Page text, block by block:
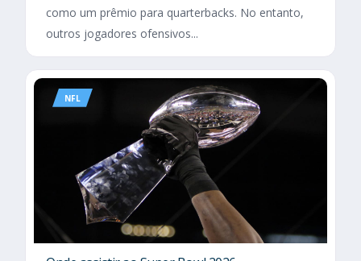
como um prêmio para quarterbacks. No entanto,
outros jogadores ofensivos...
NFL